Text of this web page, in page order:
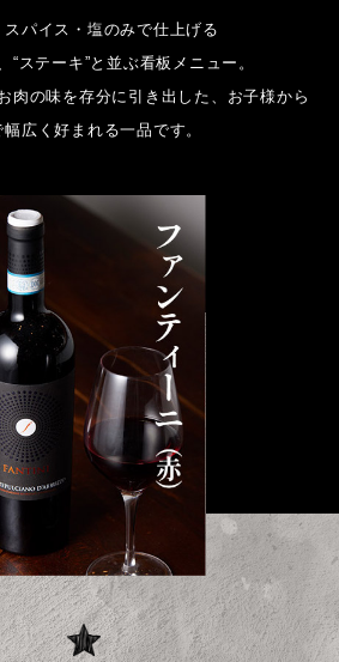
パイス・塩のみで仕上げる
“ステーキ”と並ぶ看板メニュー。
肉の味を存分に引き出した、お子様から
広く好まれる一品です。